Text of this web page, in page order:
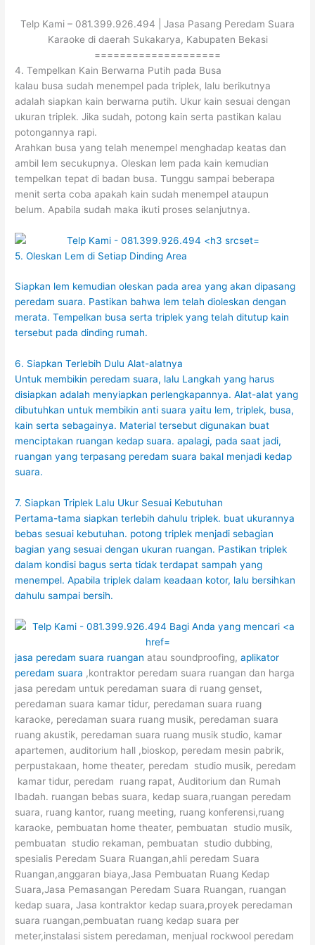
Telp Kami – 081.399.926.494 | Jasa Pasang Peredam Suara
Karaoke di daerah Sukakarya, Kabupaten Bekasi
====================
4. Tempelkan Kain Berwarna Putih pada Busa
kalau busa sudah menempel pada triplek, lalu berikutnya
adalah siapkan kain berwarna putih. Ukur kain sesuai dengan
ukuran triplek. Jika sudah, potong kain serta pastikan kalau
potongannya rapi.
Arahkan busa yang telah menempel menghadap keatas dan
ambil lem secukupnya. Oleskan lem pada kain kemudian
tempelkan tepat di badan busa. Tunggu sampai beberapa
menit serta coba apakah kain sudah menempel ataupun
belum. Apabila sudah maka ikuti proses selanjutnya.
5. Oleskan Lem di Setiap Dinding Area
Siapkan lem kemudian oleskan pada area yang akan dipasang
peredam suara. Pastikan bahwa lem telah dioleskan dengan
merata. Tempelkan busa serta triplek yang telah ditutup kain
tersebut pada dinding rumah.
6. Siapkan Terlebih Dulu Alat-alatnya
Untuk membikin peredam suara, lalu Langkah yang harus
disiapkan adalah menyiapkan perlengkapannya. Alat-alat yang
dibutuhkan untuk membikin anti suara yaitu lem, triplek, busa,
kain serta sebagainya. Material tersebut digunakan buat
menciptakan ruangan kedap suara. apalagi, pada saat jadi,
ruangan yang terpasang peredam suara bakal menjadi kedap
suara.
7. Siapkan Triplek Lalu Ukur Sesuai Kebutuhan
Pertama-tama siapkan terlebih dahulu triplek. buat ukurannya
bebas sesuai kebutuhan. potong triplek menjadi sebagian
bagian yang sesuai dengan ukuran ruangan. Pastikan triplek
dalam kondisi bagus serta tidak terdapat sampah yang
menempel. Apabila triplek dalam keadaan kotor, lalu bersihkan
dahulu sampai bersih.
jasa peredam suara ruangan atau soundproofing,aplikator
peredam suara ,kontraktor peredam suara ruangan dan harga
jasa peredam untuk peredaman suara di ruang genset,
peredaman suara kamar tidur, peredaman suara ruang
karaoke, peredaman suara ruang musik, peredaman suara
ruang akustik, peredaman suara ruang musik studio, kamar
apartemen, auditorium hall ,bioskop, peredam mesin pabrik,
perpustakaan, home theater, peredam studio musik, peredam
kamar tidur, peredam ruang rapat, Auditorium dan Rumah
Ibadah. ruangan bebas suara, kedap suara,ruangan peredam
suara, ruang kantor, ruang meeting, ruang konferensi,ruang
karaoke, pembuatan home theater, pembuatan studio musik,
pembuatan studio rekaman, pembuatan studio dubbing,
spesialis Peredam Suara Ruangan,ahli peredam Suara
Ruangan,anggaran biaya,Jasa Pembuatan Ruang Kedap
Suara,Jasa Pemasangan Peredam Suara Ruangan, ruangan
kedap suara, Jasa kontraktor kedap suara,proyek peredaman
suara ruangan,pembuatan ruang kedap suara per
meter,instalasi sistem peredaman, menjual rockwool peredam